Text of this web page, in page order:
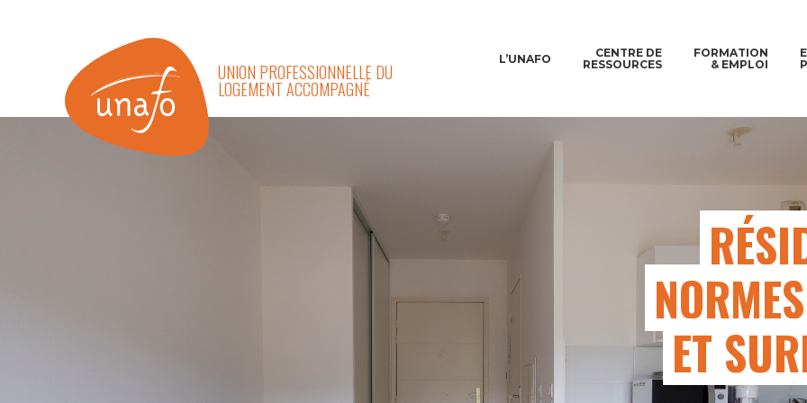
UNION PROFESSIONNELLE DU
LOGEMENT ACCOMPAGNÉ
L’UNAFO
CENTRE DE
RESSOURCES
FORMATION
& EMPLOI
ET